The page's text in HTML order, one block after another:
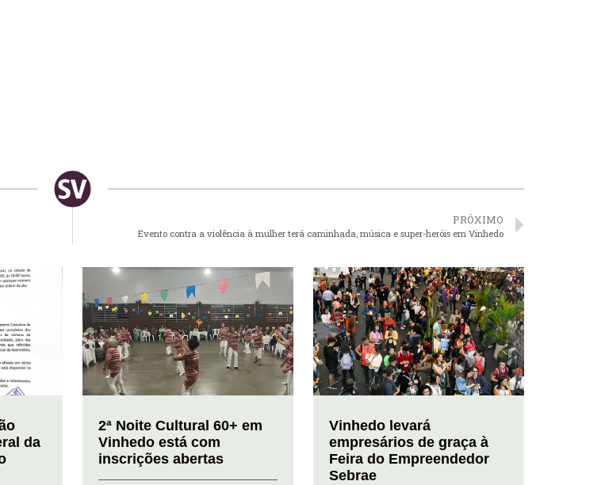
PRÓXIMO
Evento contra a violência à mulher terá caminhada, música e super-heróis em Vinhedo
da
2ª Noite Cultural 60+ em
Vinhedo está com
inscrições abertas
Vinhedo levará
empresários de graça à
Feira do Empreendedor
Sebrae